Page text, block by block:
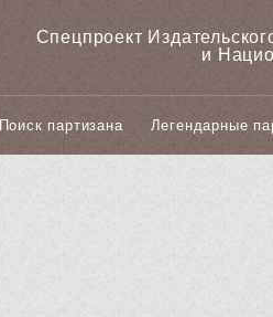
Спецпроект
и
Поиск партизана Легендарные